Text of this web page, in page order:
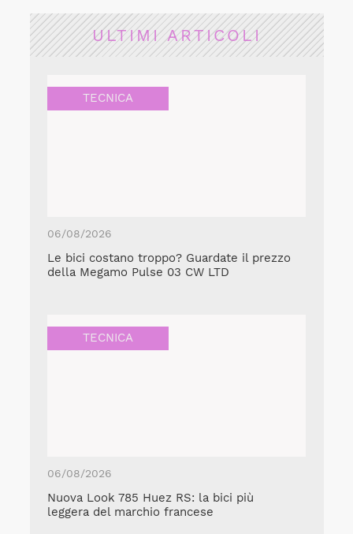
ULTIMI ARTICOLI
TECNICA
06/08/2026
Le bici costano troppo? Guardate il prezzo
della Megamo Pulse 03 CW LTD
TECNICA
06/08/2026
Nuova Look 785 Huez RS: la bici più
leggera del marchio francese